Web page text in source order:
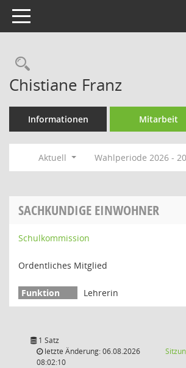
Toggle navigation
Rechercheauswahl
Chistiane Franz
Informationen Mitarbeit
Aktuell Wahlperiode 2026 -
SACHKUNDIGE EINWOHNER
Schulkommission
Ordentliches Mitglied
Lehrerin
1 Satz
letzte Änderung: 06.08.2026
08:02:10